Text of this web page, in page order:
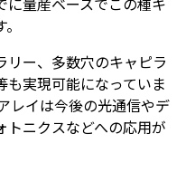
リー、多数穴のキャピラ
も実現可能になっていま
レイは今後の光通信やデ
トニクスなどへの応用が